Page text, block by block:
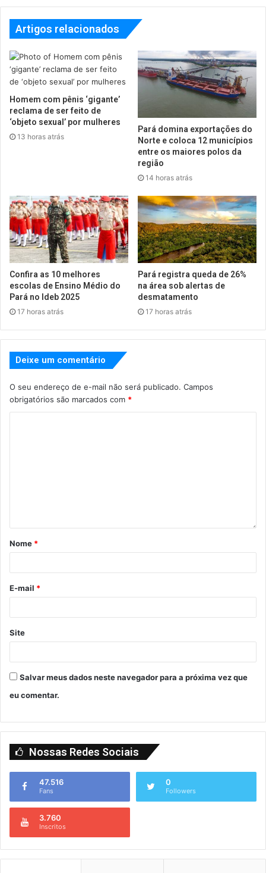
Artigos relacionados
Homem com pênis ‘gigante’
reclama de ser feito de
‘objeto sexual’ por mulheres
13 horas atrás
Pará domina exportações do
Norte e coloca 12 municípios
entre os maiores polos da
região
14 horas atrás
Confira as 10 melhores
escolas de Ensino Médio do
Pará no Ideb 2025
17 horas atrás
Pará registra queda de 26%
na área sob alertas de
desmatamento
17 horas atrás
Deixe um comentário
O seu endereço de e-mail não será publicado. Campos
obrigatórios são marcados com *
Nome *
E-mail *
Site
Salvar meus dados neste navegador para a próxima vez que
eu comentar.
Nossas Redes Sociais
47.516
Fans
0
Followers
3.760
Inscritos